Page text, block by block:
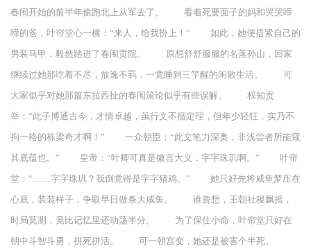
春闱开始的前半年偷跑北上从军去了。 看着死要面子的妈和哭哭啼
啼的爸，叶帘堂心一横：“来人，给我扮上！” 如此，她便捂紧自己的
男装马甲，毅然踏进了春闱贡院。 原想舒舒服服的名落孙山，回家
继续过她那吃着不尽，放逸不羁，一觉睡到三竿醒的闲散生活。 可
大家似乎对她那篇东拉西扯的春闱策论似乎有些误解。 权知贡
举：“此子博通古今，才情卓越，虽行文不循定理，但年少轻狂，实乃不
拘一格的栋梁奇才啊！” 一众朝臣：“此文笔力深奥，非浅尝者所能窥
其底蕴也。” 皇帝：“叶卿可真是微言大义，字字珠玑啊。” 叶帘
堂：“……字字珠玑？我倒觉得是字字猪鸡。” 她只好先将咸鱼梦压在
心底，装装样子，争取早日做条大咸鱼。 谁曾想，王朝社稷飘摇，
时局莫测，竟比记忆里还动荡半分。 为了保住小命，叶帘堂只好在
朝中斗智斗勇，拼死拼活。 可一朝宫变，她还是被害个半死。